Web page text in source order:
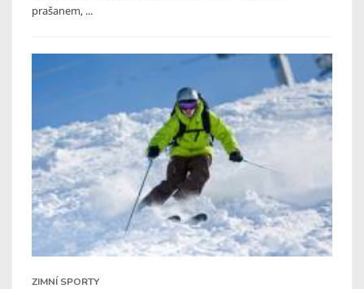
prašanem, ...
ZIMNÍ SPORTY